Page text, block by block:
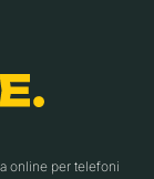
online per telefoni